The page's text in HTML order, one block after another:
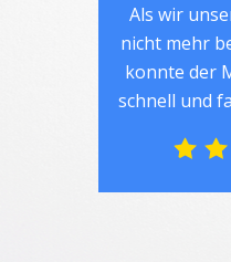
Als wir
nicht mehr
konnte der
schnell und